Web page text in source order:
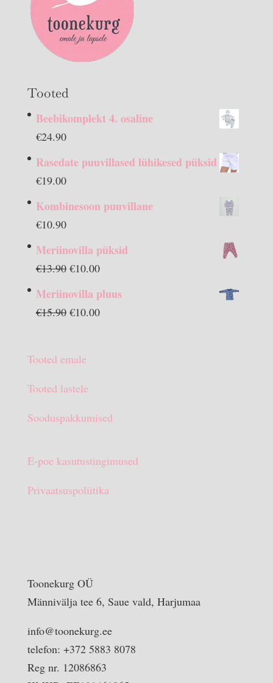
Tooted
Beebikomplekt 4. osaline
€24.90
Rasedate puuvillased lühikesed püksid
€19.00
Kombinesoon puuvillane
€10.90
Meriinovilla püksid
€13.90 Algne
€10.00Praegune
on:
Meriinovilla pluus
€15.90 Algne
€15.90.
€10.00Praegune
Tooted emale
Tooted lastele
Sooduspakkumised
E-poe kasutustingimused
Privaatsuspoliitika
Toonekurg OÜ
Männivälja tee 6, Saue vald, Harjumaa
info@toonekurg.ee
telefon: +372 5883 8078
Reg nr. 12086863